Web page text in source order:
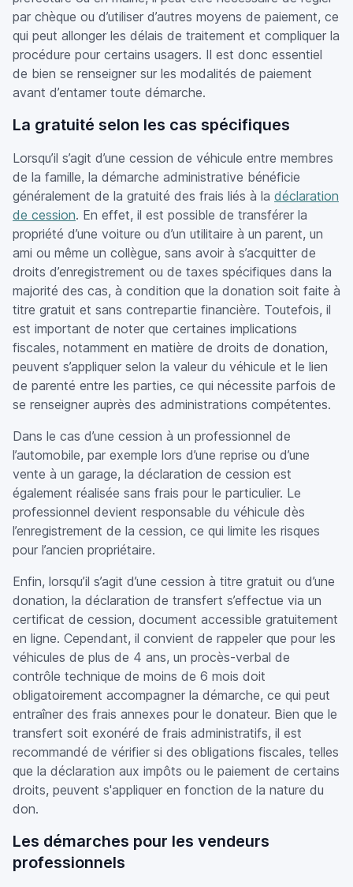
par chèque ou d’utiliser d’autres moyens de paiement, ce
qui peut allonger les délais de traitement et compliquer la
procédure pour certains usagers. Il est donc essentiel
de bien se renseigner sur les modalités de paiement
avant d’entamer toute démarche.
La gratuité selon les cas spécifiques
Lorsqu’il s’agit d’une cession de véhicule entre membres
de la famille, la démarche administrative bénéficie
généralement de la gratuité des frais liés à la déclaration
de cession. En effet, il est possible de transférer la
propriété d’une voiture ou d’un utilitaire à un parent, un
ami ou même un collègue, sans avoir à s’acquitter de
droits d’enregistrement ou de taxes spécifiques dans la
majorité des cas, à condition que la donation soit faite à
titre gratuit et sans contrepartie financière. Toutefois, il
est important de noter que certaines implications
fiscales, notamment en matière de droits de donation,
peuvent s’appliquer selon la valeur du véhicule et le lien
de parenté entre les parties, ce qui nécessite parfois de
se renseigner auprès des administrations compétentes.
Dans le cas d’une cession à un professionnel de
l’automobile, par exemple lors d’une reprise ou d’une
vente à un garage, la déclaration de cession est
également réalisée sans frais pour le particulier. Le
professionnel devient responsable du véhicule dès
l’enregistrement de la cession, ce qui limite les risques
pour l’ancien propriétaire.
Enfin, lorsqu’il s’agit d’une cession à titre gratuit ou d’une
donation, la déclaration de transfert s’effectue via un
certificat de cession, document accessible gratuitement
en ligne. Cependant, il convient de rappeler que pour les
véhicules de plus de 4 ans, un procès-verbal de
contrôle technique de moins de 6 mois doit
obligatoirement accompagner la démarche, ce qui peut
entraîner des frais annexes pour le donateur. Bien que le
transfert soit exonéré de frais administratifs, il est
recommandé de vérifier si des obligations fiscales, telles
que la déclaration aux impôts ou le paiement de certains
droits, peuvent s'appliquer en fonction de la nature du
don.
Les démarches pour les vendeurs
professionnels